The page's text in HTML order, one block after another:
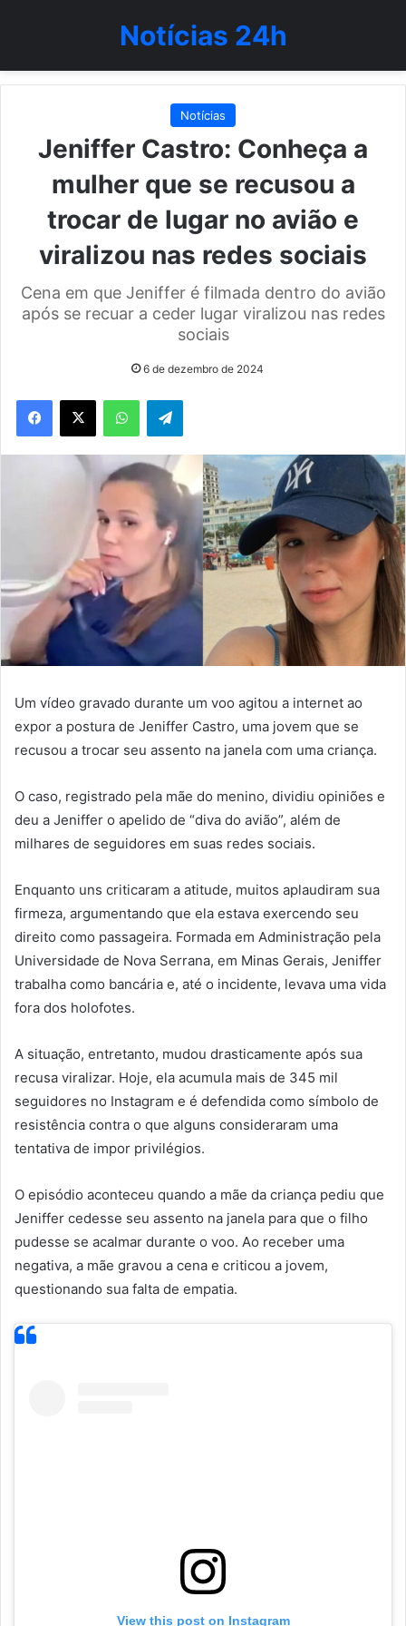
Notícias 24h
Notícias
Jeniffer Castro: Conheça a
mulher que se recusou a
trocar de lugar no avião e
viralizou nas redes sociais
Cena em que Jeniffer é filmada dentro do avião
após se recuar a ceder lugar viralizou nas redes
sociais
6 de dezembro de 2024
WhatsAppTelegram
Um vídeo gravado durante um voo agitou a internet ao
expor a postura de Jeniffer Castro, uma jovem que se
recusou a trocar seu assento na janela com uma criança.
O caso, registrado pela mãe do menino, dividiu opiniões e
deu a Jeniffer o apelido de “diva do avião”, além de
milhares de seguidores em suas redes sociais.
Enquanto uns criticaram a atitude, muitos aplaudiram sua
firmeza, argumentando que ela estava exercendo seu
direito como passageira. Formada em Administração pela
Universidade de Nova Serrana, em Minas Gerais, Jeniffer
trabalha como bancária e, até o incidente, levava uma vida
fora dos holofotes.
A situação, entretanto, mudou drasticamente após sua
recusa viralizar. Hoje, ela acumula mais de 345 mil
seguidores no Instagram e é defendida como símbolo de
resistência contra o que alguns consideraram uma
tentativa de impor privilégios.
O episódio aconteceu quando a mãe da criança pediu que
Jeniffer cedesse seu assento na janela para que o filho
pudesse se acalmar durante o voo. Ao receber uma
negativa, a mãe gravou a cena e criticou a jovem,
questionando sua falta de empatia.
View this post on Instagram